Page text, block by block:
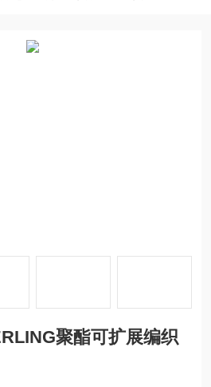
聚酯可扩展编织